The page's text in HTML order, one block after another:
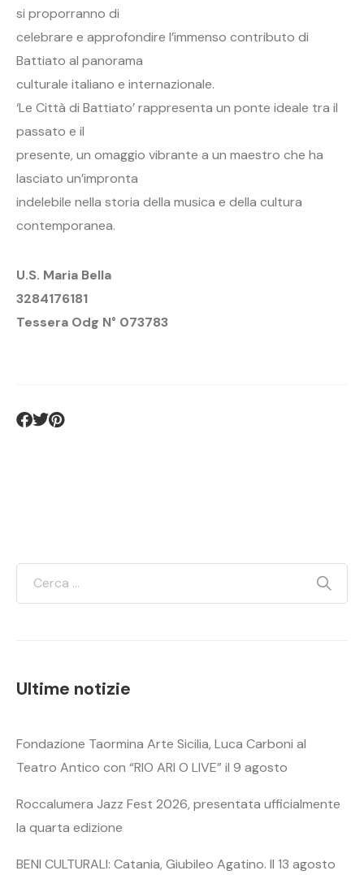
si proporranno di
celebrare e approfondire l’immenso contributo di
Battiato al panorama
culturale italiano e internazionale.
‘Le Città di Battiato’ rappresenta un ponte ideale tra il
passato e il
presente, un omaggio vibrante a un maestro che ha
lasciato un’impronta
indelebile nella storia della musica e della cultura
contemporanea.
U.S. Maria Bella
3284176181
Tessera Odg N° 073783
Ultime notizie
Fondazione Taormina Arte Sicilia, Luca Carboni al
Teatro Antico con “RIO ARI O LIVE” il 9 agosto
Roccalumera Jazz Fest 2026, presentata ufficialmente
la quarta edizione
BENI CULTURALI: Catania, Giubileo Agatino. Il 13 agosto